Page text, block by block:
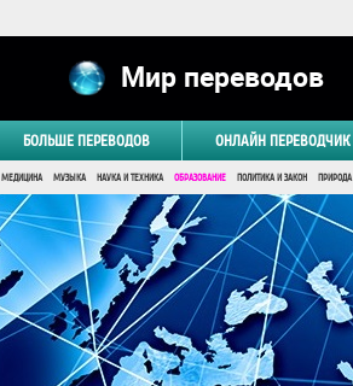
Мир переводов
БОЛЬШЕ ПЕРЕВОДОВ ОНЛАЙН ПЕРЕВОДЧИК
МЕДИЦИНА МУЗЫКА НАУКА И ТЕХНИКА ОБРАЗОВАНИЕ ПОЛИТИКА И ЗАКОН ПРИРОДА